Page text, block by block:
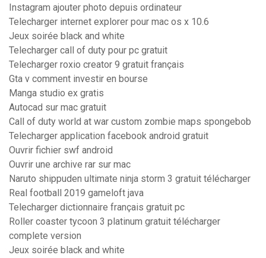
Instagram ajouter photo depuis ordinateur
Telecharger internet explorer pour mac os x 10.6
Jeux soirée black and white
Telecharger call of duty pour pc gratuit
Telecharger roxio creator 9 gratuit français
Gta v comment investir en bourse
Manga studio ex gratis
Autocad sur mac gratuit
Call of duty world at war custom zombie maps spongebob
Telecharger application facebook android gratuit
Ouvrir fichier swf android
Ouvrir une archive rar sur mac
Naruto shippuden ultimate ninja storm 3 gratuit télécharger
Real football 2019 gameloft java
Telecharger dictionnaire français gratuit pc
Roller coaster tycoon 3 platinum gratuit télécharger
complete version
Jeux soirée black and white